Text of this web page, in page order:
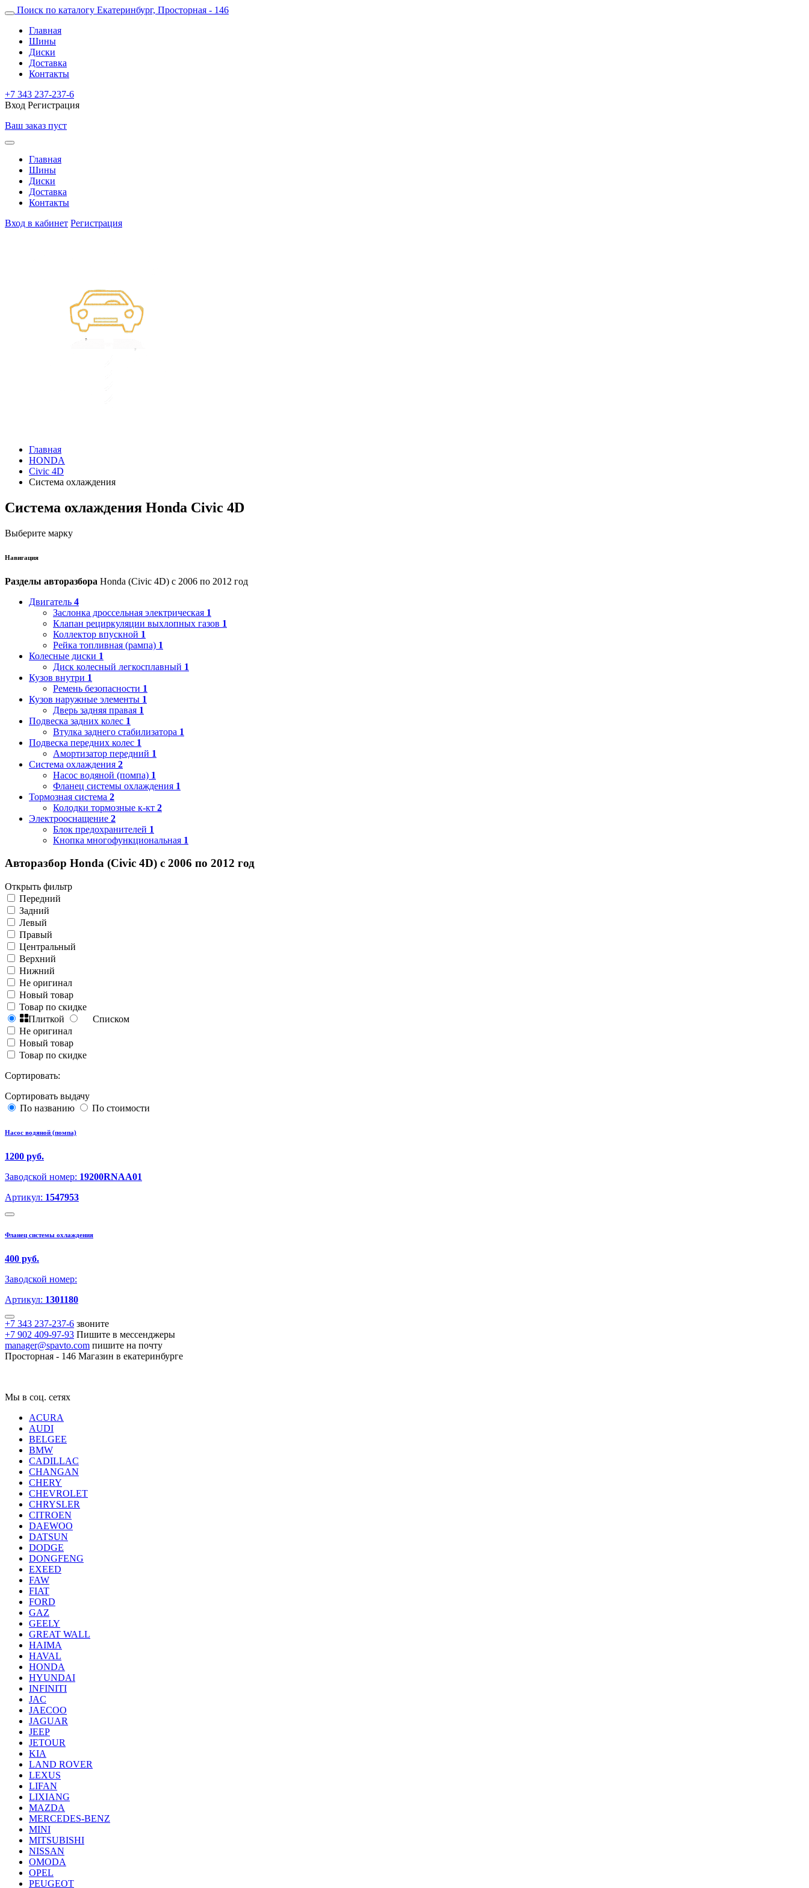
Поиск по каталогу Екатеринбург, Просторная - 146
Главная
Шины
Диски
Доставка
Контакты
+7 343 237-237-6
Вход Регистрация
Ваш заказ пуст
Главная
Шины
Диски
Доставка
Контакты
Вход в кабинет Регистрация
Главная
HONDA
Civic 4D
Система охлаждения
Система охлаждения Honda Civic 4D
Выберите марку
Навигация
Разделы авторазбора Honda (Civic 4D) с 2006 по 2012 год
Двигатель 4
Заслонка дроссельная электрическая 1
Клапан рециркуляции выхлопных газов 1
Коллектор впускной 1
Рейка топливная (рампа) 1
Колесные диски 1
Диск колесный легкосплавный 1
Кузов внутри 1
Ремень безопасности 1
Кузов наружные элементы 1
Дверь задняя правая 1
Подвеска задних колес 1
Втулка заднего стабилизатора 1
Подвеска передних колес 1
Амортизатор передний 1
Система охлаждения 2
Насос водяной (помпа) 1
Фланец системы охлаждения 1
Тормозная система 2
Колодки тормозные к-кт 2
Электрооснащение 2
Блок предохранителей 1
Кнопка многофункциональная 1
Авторазбор Honda (Civic 4D) с 2006 по 2012 год
Открыть фильтр
Передний
Задний
Левый
Правый
Центральный
Верхний
Нижний
Не оригинал
Новый товар
Товар по скидке
Плиткой
Списком
Не оригинал
Новый товар
Товар по скидке
Сортировать:
Сортировать выдачу
По названию
По стоимости
Насос водяной (помпа)
1200 руб.
Заводской номер: 19200RNAA01
Артикул: 1547953
Фланец системы охлаждения
400 руб.
Заводской номер:
Артикул: 1301180
+7 343 237-237-6 звоните
+7 902 409-97-93 Пишите в мессенджеры
manager@spavto.com пишите на почту
Просторная - 146 Магазин в екатеринбурге
Мы в соц. сетях
ACURA
AUDI
BELGEE
BMW
CADILLAC
CHANGAN
CHERY
CHEVROLET
CHRYSLER
CITROEN
DAEWOO
DATSUN
DODGE
DONGFENG
EXEED
FAW
FIAT
FORD
GAZ
GEELY
GREAT WALL
HAIMA
HAVAL
HONDA
HYUNDAI
INFINITI
JAC
JAECOO
JAGUAR
JEEP
JETOUR
KIA
LAND ROVER
LEXUS
LIFAN
LIXIANG
MAZDA
MERCEDES-BENZ
MINI
MITSUBISHI
NISSAN
OMODA
OPEL
PEUGEOT